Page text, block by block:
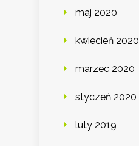
maj 2020
kwiecień 2020
marzec 2020
styczeń 2020
luty 2019